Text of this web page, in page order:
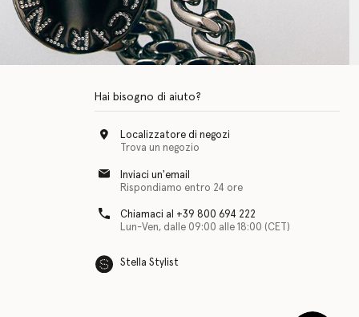
Hai bisogno di aiuto?
Localizzatore di negozi
Trova un negozio
Inviaci un'email
Rispondiamo entro 24 ore
Chiamaci al +39 800 694 222
Lun-Ven, dalle 09:00 alle 18:00 (CET)
Stella Stylist